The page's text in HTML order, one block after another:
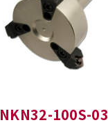
NKN32-100S-03